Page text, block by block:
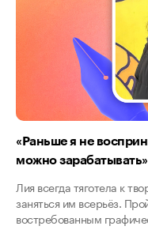
«Раньше я не
можно
Лия всегда тяготела к
заняться им всерьёз.
востребованным